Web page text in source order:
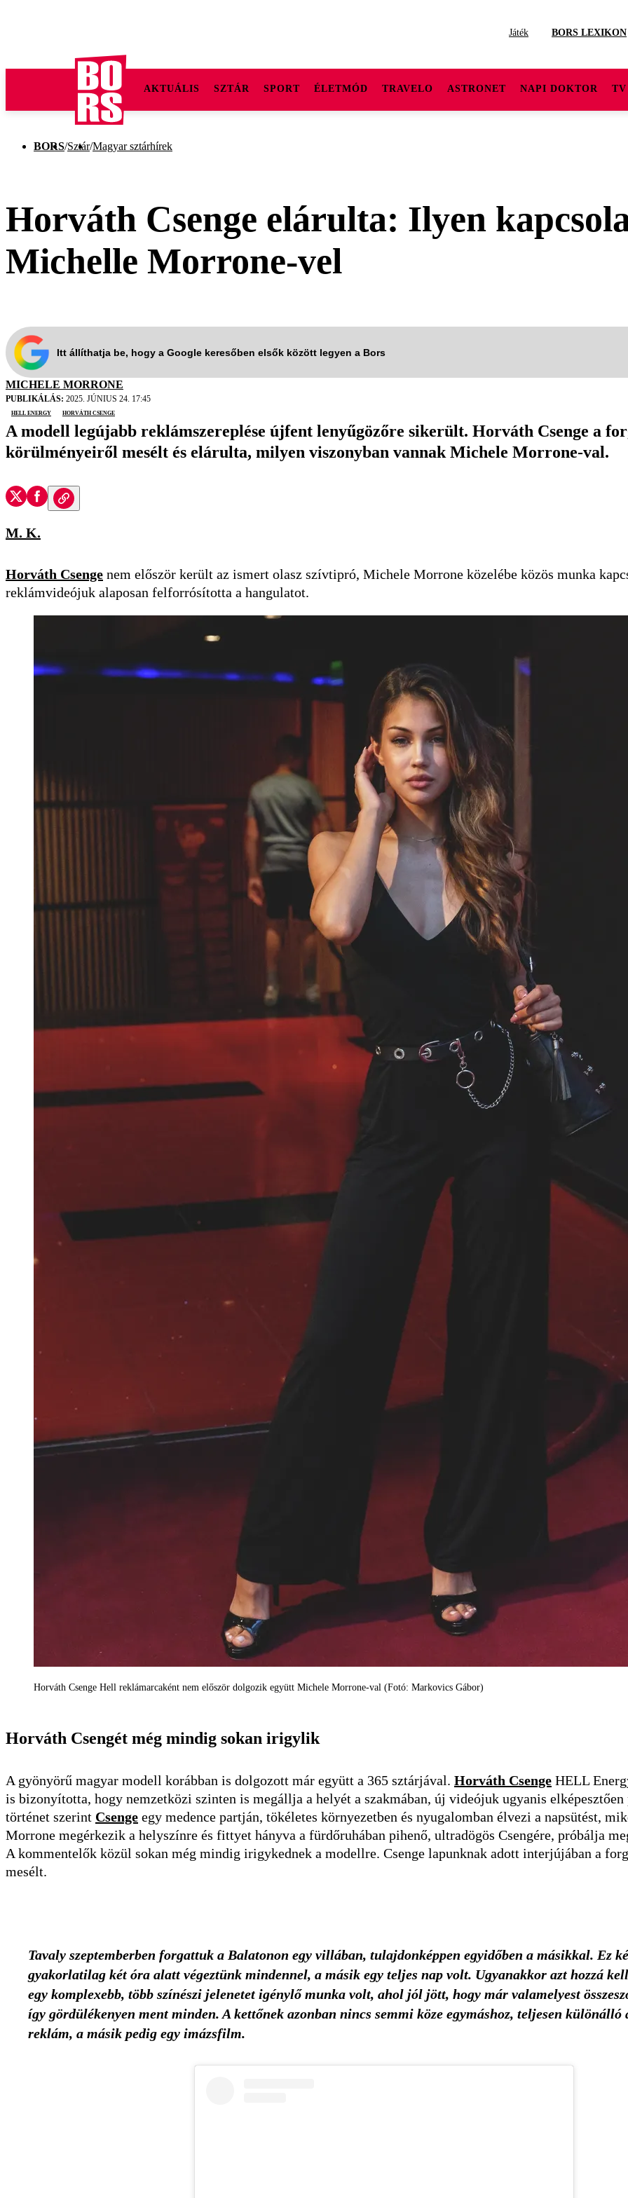
Játék BORS LEXIKON
AKTUÁLIS SZTÁR SPORT ÉLETMÓD TRAVELO ASTRONET NAPI DOKTOR TV
BORS/Sztár/Magyar sztárhírek
Horváth Csenge elárulta: Ilyen
Michelle Morrone-vel
Itt állíthatja be, hogy a Google keresőben elsők között legyen a Bors
MICHELE MORRONE
PUBLIKÁLÁS: 2025. JÚNIUS 24. 17:45
Hell Energy
Horváth Csenge
A modell legújabb reklámszereplése újfent lenyűgözőre sikerült. Horváth Csenge a
körülményeiről mesélt és elárulta, milyen viszonyban vannak Michele Morrone-val.
M. K.
Horváth Csenge nem először került az ismert olasz szívtipró, Michele Morrone közelébe közös munka
reklámvideójuk alaposan felforrósította a hangulatot.
Horváth Csenge Hell reklámarcaként nem először dolgozik együtt Michele Morrone-val (Fotó: Markovics Gábor)
Horváth Csengét még mindig sokan irigylik
A gyönyörű magyar modell korábban is dolgozott már együtt a 365 sztárjával. Horváth Csenge HELL
is bizonyította, hogy nemzetközi szinten is megállja a helyét a szakmában, új videójuk ugyanis
történet szerint Csenge egy medence partján, tökéletes környezetben és nyugalomban élvezi a napsütést,
Morrone megérkezik a helyszínre és fittyet hányva a fürdőruhában pihenő, ultradögös Csengére, próbálja
A kommentelők közül sokan még mindig irigykednek a modellre. Csenge lapunknak adott interjújában a
mesélt.
Tavaly szeptemberben forgattuk a Balatonon egy villában, tulajdonképpen egyidőben a másikkal. Ez
gyakorlatilag két óra alatt végeztünk mindennel, a másik egy teljes nap volt. Ugyanakkor azt hozzá
egy komplexebb, több színészi jelenetet igénylő munka volt, ahol jól jött, hogy már valamelyest
így gördülékenyen ment minden. A kettőnek azonban nincs semmi köze egymáshoz, teljesen különálló
reklám, a másik pedig egy imázsfilm.